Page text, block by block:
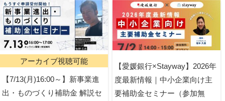
アーカイブ視聴可能
【7/13(月)16:00～】新事業進
出・ものづくり補助金 解説セ
【愛媛銀行×Stayway】2026年
度最新情報｜中小企業向け主
要補助金セミナー（参加無